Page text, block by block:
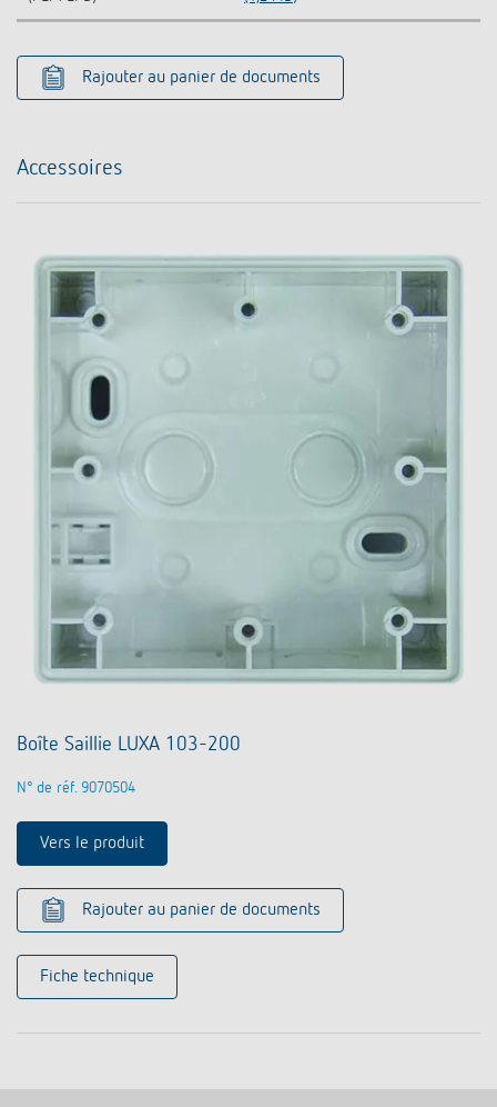
Rajouter au panier de documents
Accessoires
Boîte Saillie LUXA 103-200
N° de réf. 9070504
Vers le produit
Rajouter au panier de documents
Fiche technique